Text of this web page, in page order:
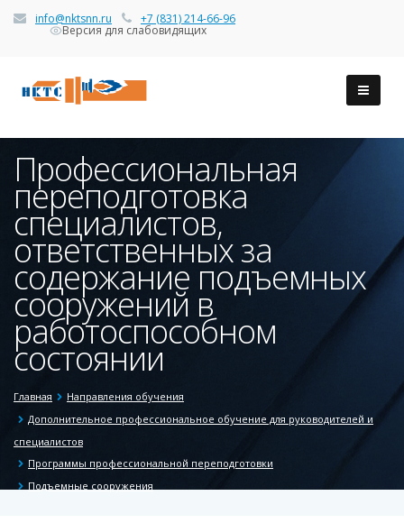
info@nktsnn.ru +7 (831) 214-66-96
Версия для слабовидящих
Профессиональная
переподготовка
специалистов,
ответственных за
содержание подъемных
сооружений в
работоспособном
состоянии
Главная
Направления обучения
Дополнительное профессиональное обучение для руководителей и
специалистов
Программы профессиональной переподготовки
Подъемные сооружения